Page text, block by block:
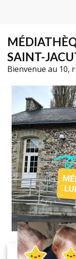
SAINT-
Bienvenue au 10,